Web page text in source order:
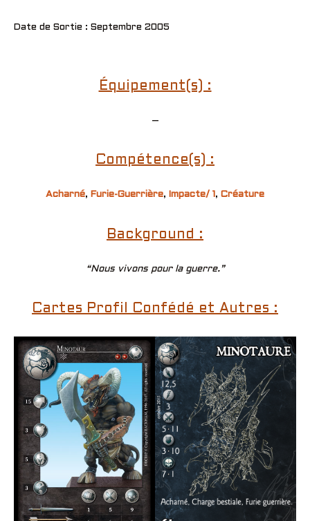
Date de Sortie : Septembre 2005
Équipement(s) :
–
Compétence(s) :
Acharné, Furie-Guerrière, Impacte/ 1 , Créature
Background :
“Nous vivons pour la guerre.”
Cartes Profil Confédé et Autres :